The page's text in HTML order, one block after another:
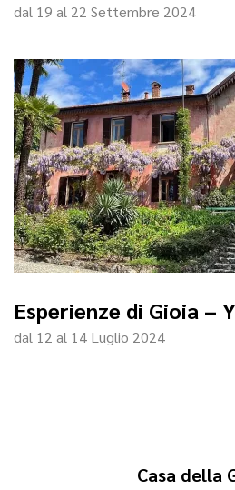
dal 19 al 22 Settembre 2024
Esperienze di Gioia –
dal 12 al 14 Luglio 2024
Casa della